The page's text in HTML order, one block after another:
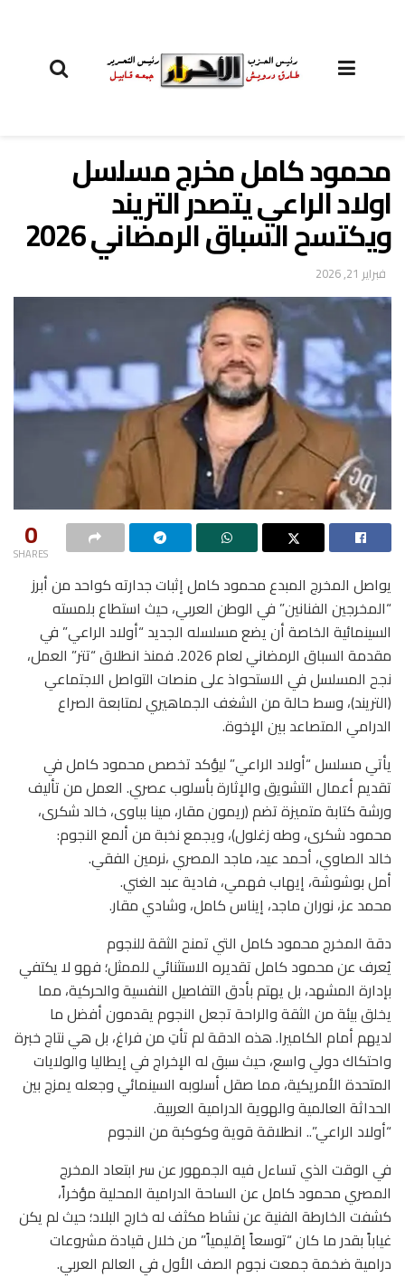
محمود كامل مخرج مسلسل
اولاد الراعي يتصدر التريند
ويكتسح السباق الرمضاني 2026
فبراير 21, 2026
0
SHARES
يواصل المخرج المبدع محمود كامل إثبات جدارته كواحد من أبرز
“المخرجين الفنانين” في الوطن العربي، حيث استطاع بلمسته
السينمائية الخاصة أن يضع مسلسله الجديد “أولاد الراعي” في
مقدمة السباق الرمضاني لعام 2026. فمنذ انطلاق “تتر” العمل،
نجح المسلسل في الاستحواذ على منصات التواصل الاجتماعي
(التريند)، وسط حالة من الشغف الجماهيري لمتابعة الصراع
الدرامي المتصاعد بين الإخوة.
يأتي مسلسل “أولاد الراعي” ليؤكد تخصص محمود كامل في
تقديم أعمال التشويق والإثارة بأسلوب عصري. العمل من تأليف
ورشة كتابة متميزة تضم (ريمون مقار، مينا بباوى، خالد شكرى،
محمود شكرى، وطه زغلول)، ويجمع نخبة من ألمع النجوم:
خالد الصاوي، أحمد عيد، ماجد المصري ،نرمين الفقي.
أمل بوشوشة، إيهاب فهمي، فادية عبد الغني.
محمد عز، نوران ماجد، إيناس كامل، وشادي مقار.
دقة المخرج محمود كامل التي تمنح الثقة للنجوم
يُعرف عن محمود كامل تقديره الاستثنائي للممثل؛ فهو لا يكتفي
بإدارة المشهد، بل يهتم بأدق التفاصيل النفسية والحركية، مما
يخلق بيئة من الثقة والراحة تجعل النجوم يقدمون أفضل ما
لديهم أمام الكاميرا. هذه الدقة لم تأتِ من فراغ، بل هي نتاج خبرة
واحتكاك دولي واسع، حيث سبق له الإخراج في إيطاليا والولايات
المتحدة الأمريكية، مما صقل أسلوبه السينمائي وجعله يمزج بين
الحداثة العالمية والهوية الدرامية العربية.
“أولاد الراعي”.. انطلاقة قوية وكوكبة من النجوم
في الوقت الذي تساءل فيه الجمهور عن سر ابتعاد المخرج
المصري محمود كامل عن الساحة الدرامية المحلية مؤخراً،
كشفت الخارطة الفنية عن نشاط مكثف له خارج البلاد؛ حيث لم يكن
غياباً بقدر ما كان “توسعاً إقليمياً” من خلال قيادة مشروعات
درامية ضخمة جمعت نجوم الصف الأول في العالم العربي.